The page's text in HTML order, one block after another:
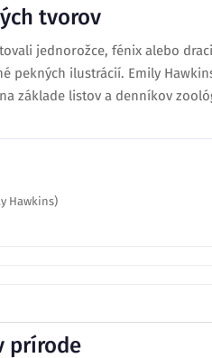
tvorov
jednorožce, fénix alebo
pekných ilustrácií. Emily
základe listov a denníkov
Hawkins)
prírode